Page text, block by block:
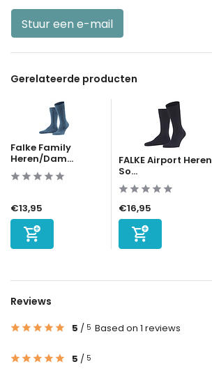
Stuur een e-mail
Gerelateerde producten
Falke Family
Heren/Dam...
€13,95
FALKE Airport Heren
So...
€16,95
Reviews
5 / 5 Based on 1 reviews
5 / 5